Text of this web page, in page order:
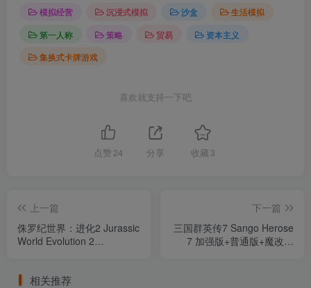
模拟经营
沉浸式模拟 沙盒
生活模拟
第一人称
策略 贸易
资本主义
集换式卡牌游戏
喜欢就支持一下吧
点赞 24 分享 收藏 3
上一篇
侏罗纪世界：进化2 Jurassic
World Evolution 2
下一篇
三国群英传7 Sango Herose
7 加强版+普通版+魔改版
相关推荐